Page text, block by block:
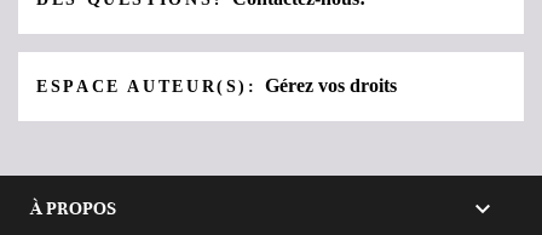
ESPACE AUTEUR(S):Gérez vos droits
À PROPOS 